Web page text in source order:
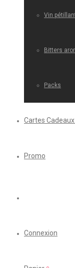
Vin
Bitters
Packs
Cartes
Promo
Connexion